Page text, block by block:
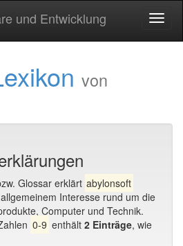
von
Glossar erklärt abylonsoft
Interesse rund um die
Computer und Technik.
0-9 enthält 2 Einträge, wie